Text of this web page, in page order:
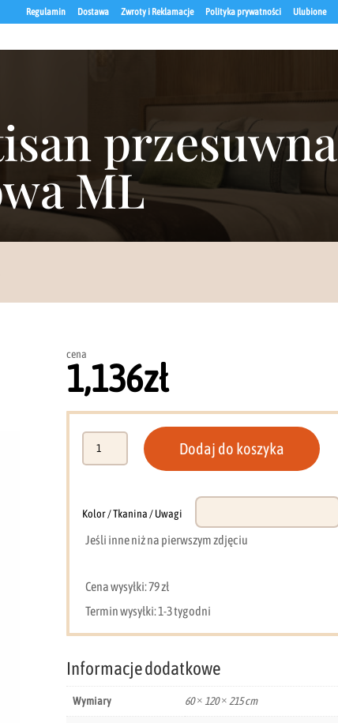
Regulamin Dostawa Zwroty i Reklamacje Polityka prywatności Ulubione
przesuwna
ML
cena
1,136zł
dąb
przesuwna
ML
Dodaj do koszyka
Kolor / Tkanina / Uwagi
Jeśli inne niż na pierwszym zdjęciu
Cena wysyłki: 79 zł
Termin wysyłki: 1-3 tygodni
Informacje dodatkowe
Wymiary 60 × 120 × 215 cm